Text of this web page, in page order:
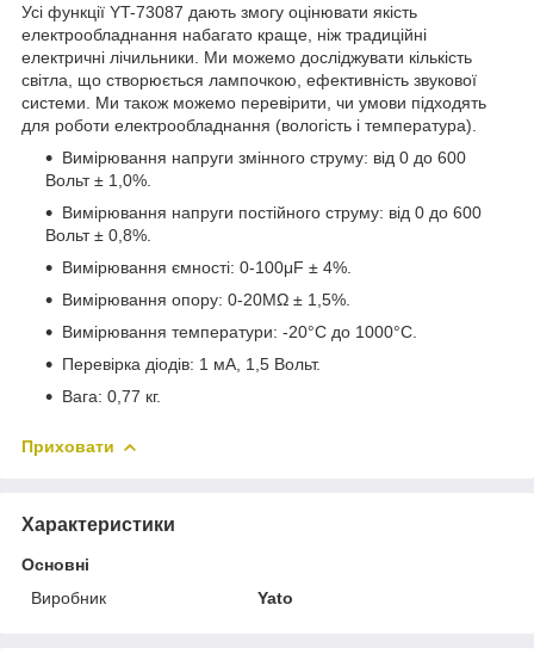
Усі функції YT-73087 дають змогу оцінювати якість
електрообладнання набагато краще, ніж традиційні
електричні лічильники. Ми можемо досліджувати кількість
світла, що створюється лампочкою, ефективність звукової
системи. Ми також можемо перевірити, чи умови підходять
для роботи електрообладнання (вологість і температура).
Вимірювання напруги змінного струму: від 0 до 600
Вольт ± 1,0%.
Вимірювання напруги постійного струму: від 0 до 600
Вольт ± 0,8%.
Вимірювання ємності: 0-100μF ± 4%.
Вимірювання опору: 0-20MΩ ± 1,5%.
Вимірювання температури: -20°С до 1000°С.
Перевірка діодів: 1 мА, 1,5 Вольт.
Вага: 0,77 кг.
Приховати
Характеристики
Основні
Виробник
Yato